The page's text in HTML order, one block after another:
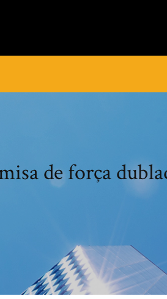
de força